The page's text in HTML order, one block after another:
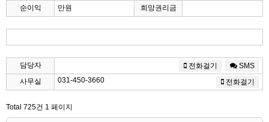
순이익
만원 희망권리금
담당자 SMS
전화걸기
사무실
031-450-3660 전화걸기
Total 725건 1 페이지